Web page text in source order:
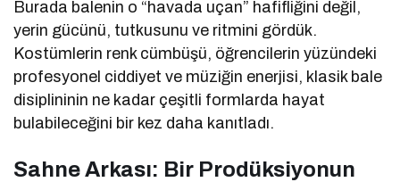
Burada balenin o “havada uçan” hafifliğini değil,
yerin gücünü, tutkusunu ve ritmini gördük.
Kostümlerin renk cümbüşü, öğrencilerin yüzündeki
profesyonel ciddiyet ve müziğin enerjisi, klasik bale
disiplininin ne kadar çeşitli formlarda hayat
bulabileceğini bir kez daha kanıtladı.
Sahne Arkası: Bir Prodüksiyonun